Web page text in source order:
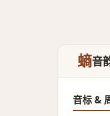
螪音
音标 &